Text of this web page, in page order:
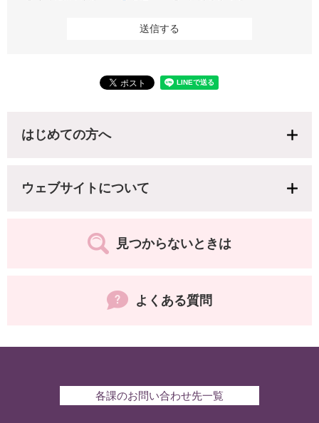
はじめての方へ
ウェブサイトについて
見つからないときは
よくある質問
各課のお問い合わせ先一覧